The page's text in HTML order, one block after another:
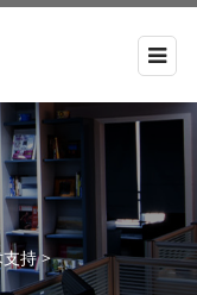
持>